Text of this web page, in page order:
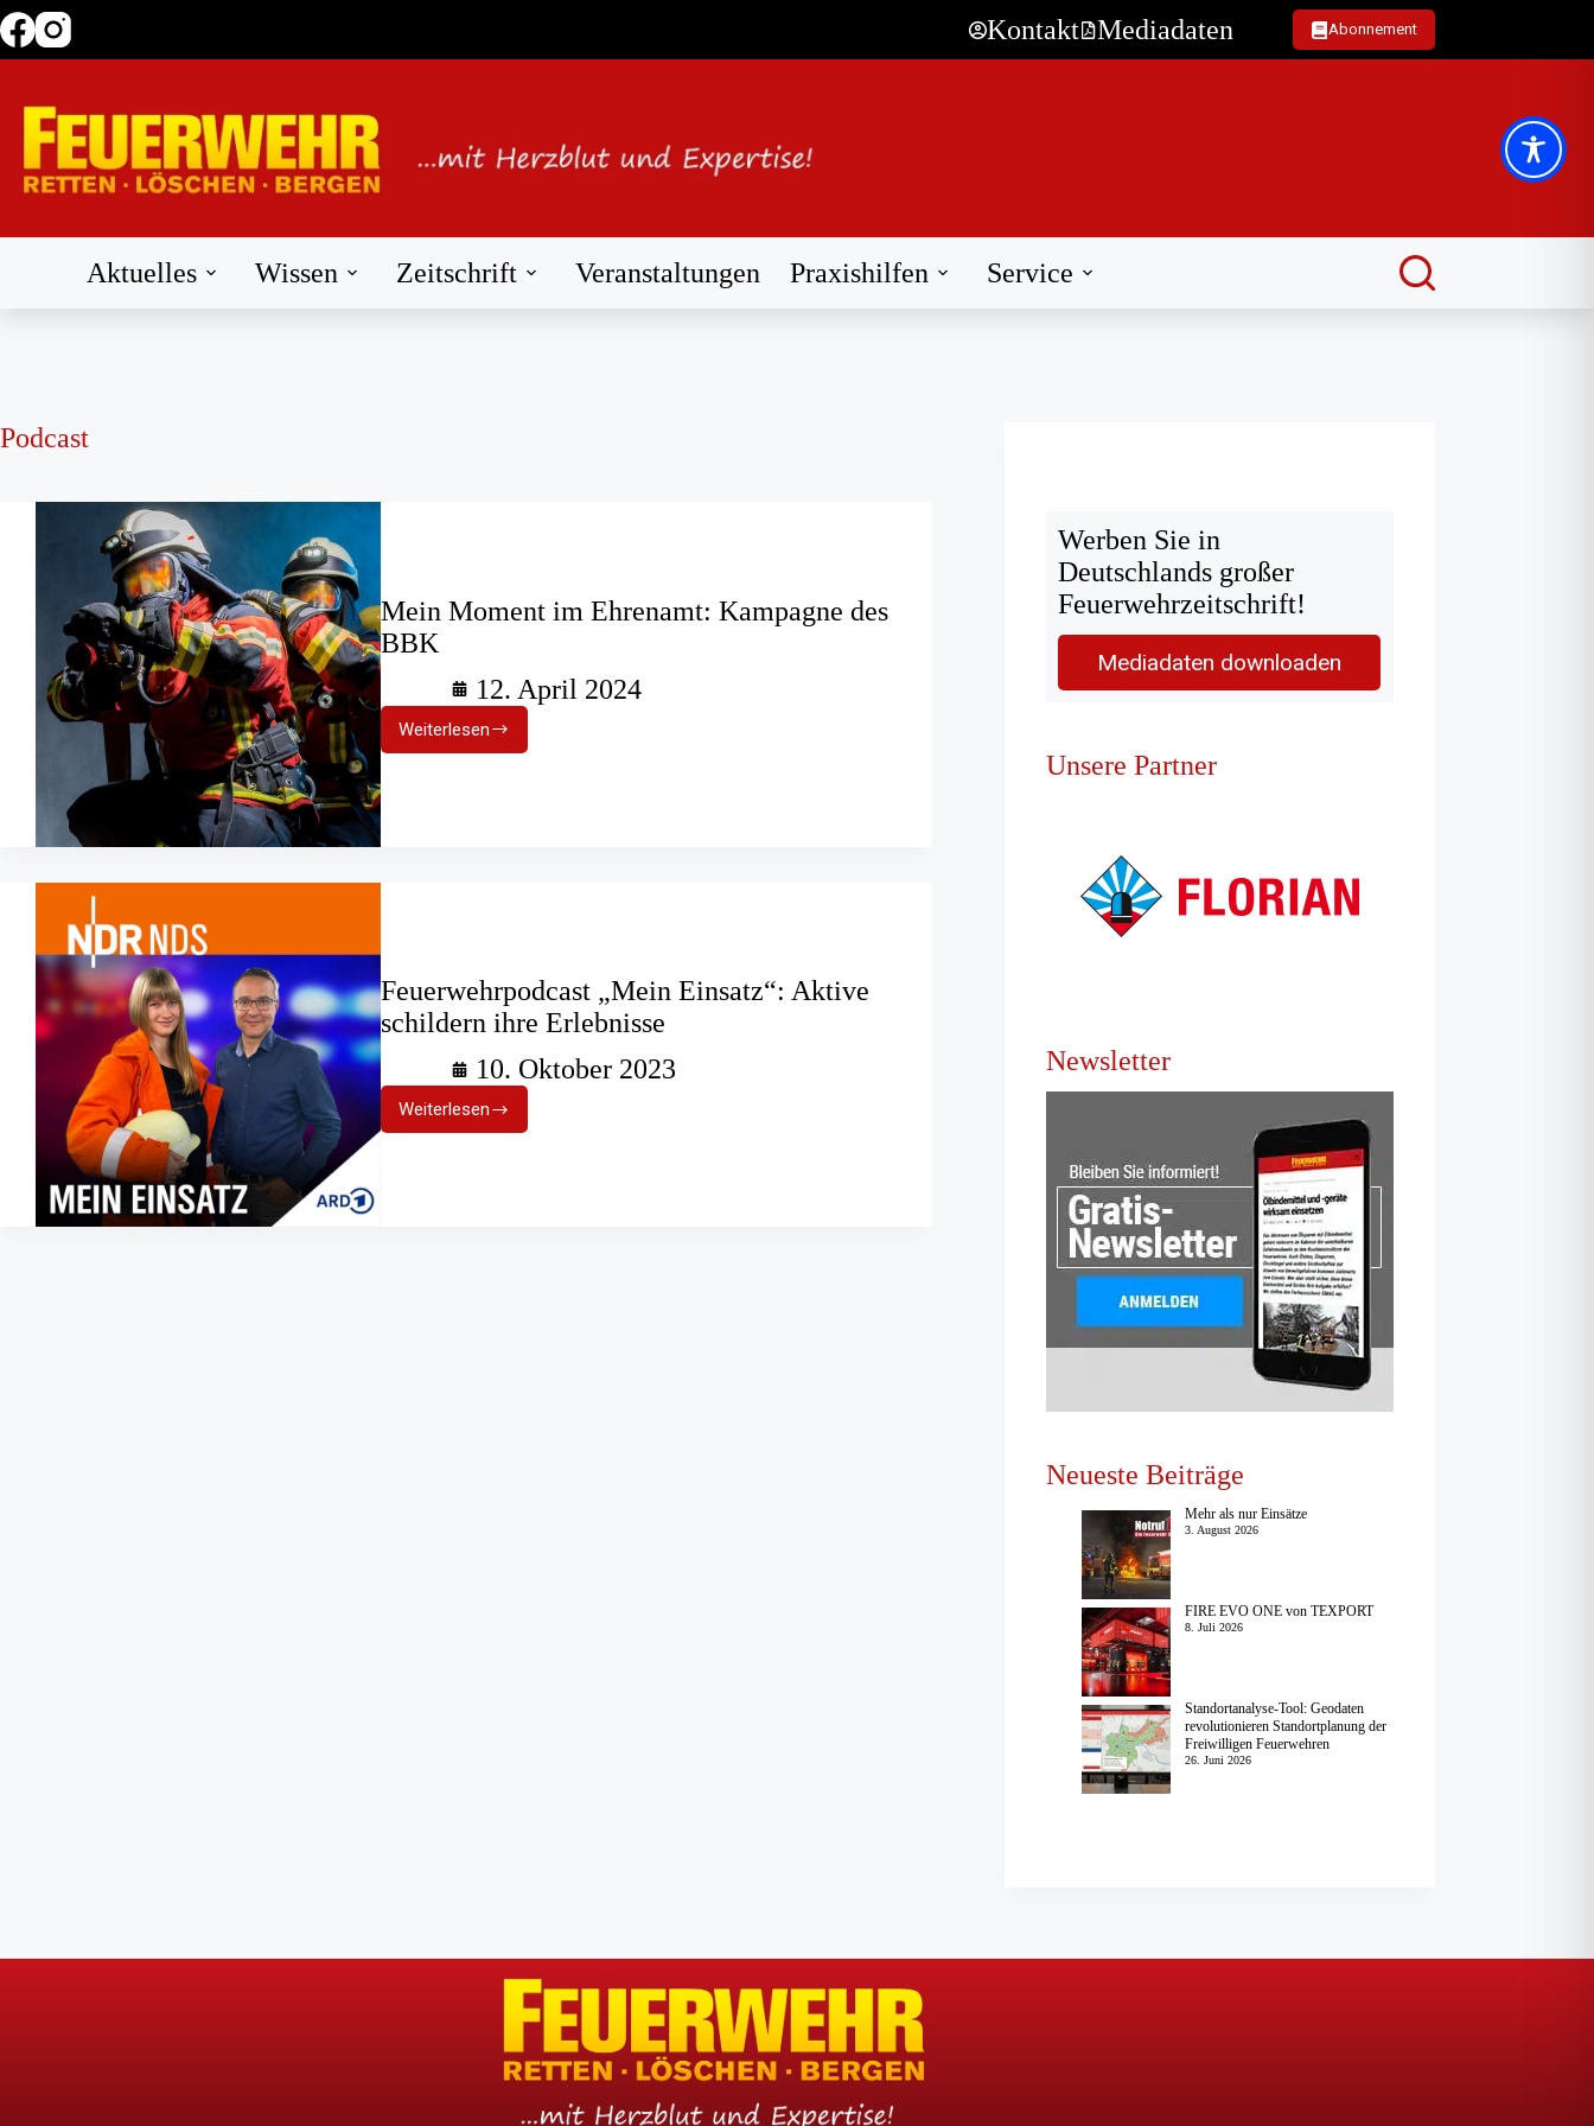
Zum
Inhalt
Kontakt Mediadaten Abonnement
Aktuelles Wissen Zeitschrift Veranstaltungen Praxishilfen Service
Podcast
Mein Moment im Ehrenamt: Kampagne des
BBK
12. April 2024
Weiterlesen
Mein
Moment
Feuerwehrpodcast „Mein Einsatz“: Aktive
schildern ihre Erlebnisse
10. Oktober 2023
WeiterlesenFeuerwehrpodcast
„Mein
Werben Sie in
Deutschlands großer
Feuerwehrzeitschrift!
Mediadaten downloaden
Unsere Partner
Newsletter
Neueste Beiträge
Mehr als nur Einsätze
3. August 2026
FIRE EVO ONE von TEXPORT
8. Juli 2026
Standortanalyse-Tool: Geodaten
revolutionieren Standortplanung der
Freiwilligen Feuerwehren
26. Juni 2026